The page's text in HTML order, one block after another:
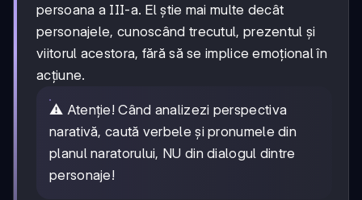
persoana a III-a. El știe mai multe decât
personajele, cunoscând trecutul, prezentul și
viitorul acestora, fără să se implice emoțional în
acțiune.
⚠️ Atenție! Când analizezi perspectiva
narativă, caută verbele și pronumele din
planul naratorului, NU din dialogul dintre
personaje!